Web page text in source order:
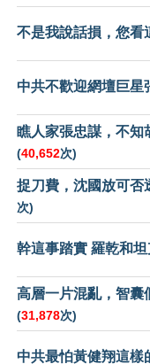
不是我說話損，您看
中共不歡迎網壇巨星
瞧人家張忠謀，不知
(40,652次)
捉刀費，沈國放可
次)
幹這事踏實 羅乾和
高層一片混亂，智囊
(31,878次)
中共最怕黃健翔這樣